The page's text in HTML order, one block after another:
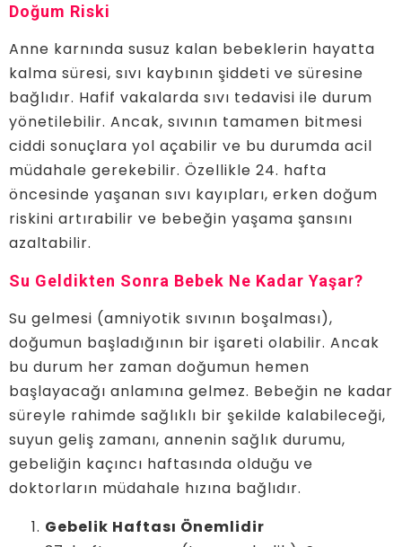
Doğum Riski
Anne karnında susuz kalan bebeklerin hayatta
kalma süresi, sıvı kaybının şiddeti ve süresine
bağlıdır. Hafif vakalarda sıvı tedavisi ile durum
yönetilebilir. Ancak, sıvının tamamen bitmesi
ciddi sonuçlara yol açabilir ve bu durumda acil
müdahale gerekebilir. Özellikle 24. hafta
öncesinde yaşanan sıvı kayıpları, erken doğum
riskini artırabilir ve bebeğin yaşama şansını
azaltabilir.
Su Geldikten Sonra Bebek Ne Kadar Yaşar?
Su gelmesi (amniyotik sıvının boşalması),
doğumun başladığının bir işareti olabilir. Ancak
bu durum her zaman doğumun hemen
başlayacağı anlamına gelmez. Bebeğin ne kadar
süreyle rahimde sağlıklı bir şekilde kalabileceği,
suyun geliş zamanı, annenin sağlık durumu,
gebeliğin kaçıncı haftasında olduğu ve
doktorların müdahale hızına bağlıdır.
Gebelik Haftası Önemlidir